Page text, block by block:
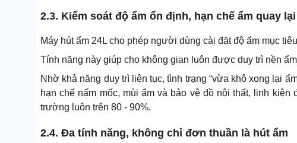
2.3. Kiểm soát độ ẩm ổn định, hạn chế ẩm quay lại
Máy hút ẩm 24L cho phép người dùng cài đặt độ ẩm mục
Tính năng này giúp cho không gian luôn được duy trì nền
Nhờ khả năng duy trì liên tục, tình trạng “vừa khô xong lại
hạn chế nấm mốc, mùi ẩm và bảo vệ đồ nội thất, linh
trường luôn trên 80 - 90%.
2.4. Đa tính năng, không chỉ đơn thuần là hút ẩm